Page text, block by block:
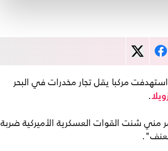
مركبا يقل تجار مخدرات في البحر
.
شنت القوات العسكرية الأميركية ضربة